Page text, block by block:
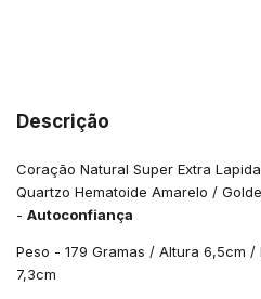
Descrição
Coração Natural Super Extra
Quartzo Hematoide Amarelo /
- Autoconfiança
Peso - 179 Gramas / Altura 6,5cm
7,3cm